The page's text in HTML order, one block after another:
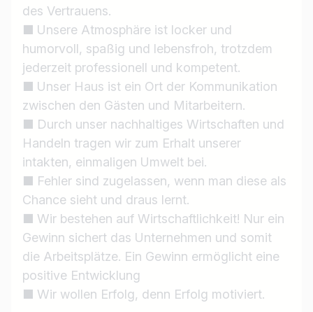
des Vertrauens.
■ Unsere Atmosphäre ist locker und
humorvoll, spaßig und lebensfroh, trotzdem
jederzeit professionell und kompetent.
■ Unser Haus ist ein Ort der Kommunikation
zwischen den Gästen und Mitarbeitern.
■ Durch unser nachhaltiges Wirtschaften und
Handeln tragen wir zum Erhalt unserer
intakten, einmaligen Umwelt bei.
■ Fehler sind zugelassen, wenn man diese als
Chance sieht und draus lernt.
■ Wir bestehen auf Wirtschaftlichkeit! Nur ein
Gewinn sichert das Unternehmen und somit
die Arbeitsplätze. Ein Gewinn ermöglicht eine
positive Entwicklung
■ Wir wollen Erfolg, denn Erfolg motiviert.